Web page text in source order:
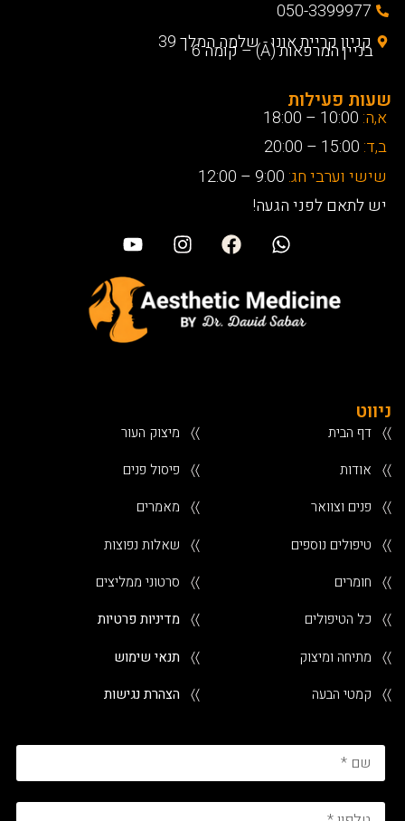
050-3399977
קניון קריית אונו - שלמה המלך 39
בניין המרפאות (A) – קומה 6
שעות פעילות
א,ה:
ב,ד:
שישי וערבי חג:
יש לתאם לפני הגעה!
ניווט
〉〉 דף הבית
〉〉 אודות
〉〉 פנים וצוואר
〉〉 טיפולים נוספים
〉〉 חומרים
〉〉 כל הטיפולים
〉〉 מתיחה ומיצוק
〉〉 קמטי הבעה
〉〉 מיצוק העור
〉〉 פיסול פנים
〉〉 מאמרים
〉〉 שאלות נפוצות
〉〉 סרטוני ממליצים
〉〉מדיניות פרטיות
〉〉 תנאי שימוש
〉〉 הצהרת נגישות